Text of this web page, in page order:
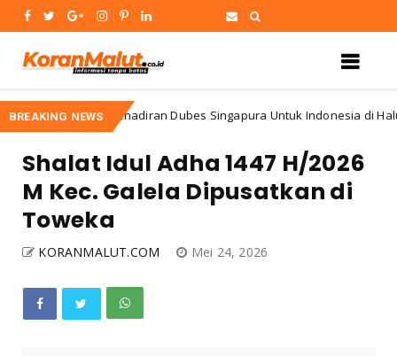
BREAKING NEWSKehadiran Dubes Singapura Untuk Indonesia di
Shalat Idul Adha 1447 H/2026
M Kec. Galela Dipusatkan di
Toweka
KORANMALUT.COM Mei 24, 2026